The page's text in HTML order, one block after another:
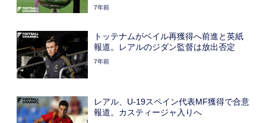
7年前
トッテナムがベイル再獲得へ前進と英紙
報道。レアルのジダン監督は放出否定
7年前
レアル、U-19スペイン代表MF獲得で合意
報道。カスティージャ入りへ